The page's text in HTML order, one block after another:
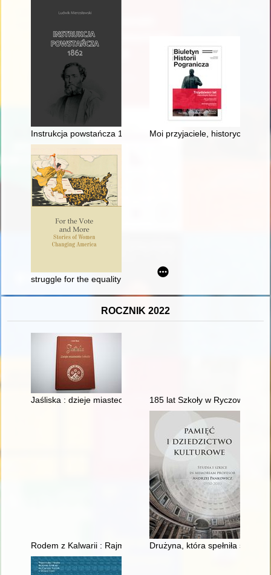
Instrukcja powstańcza 1862 Moi przyjaciele, historycy
struggle for the equality of women during WWI in the "The
ROCZNIK 2022
Jaśliska : dzieje miasteczka i okolic185 lat Szkoły w Ryczowie
Rodem z Kalwarii : Rajmund i Jan JaroszowieDrużyna, która spełniła swój